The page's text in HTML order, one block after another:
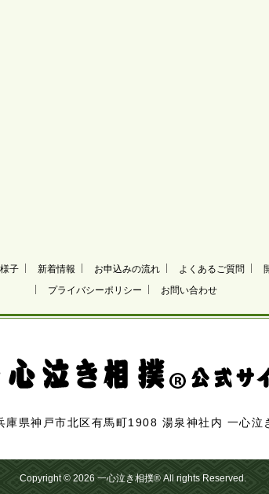
子 新着情報 お申込みの流れ よくあるご質問
プライバシーポリシー
お問い合わせ
県神戸市北区有馬町1908 湯泉神社内 一心泣
Copyright © 2026 一心泣き相撲®All rights Reserved.